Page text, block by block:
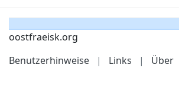
oostfraeisk.org
Benutzerhinweise
| Links | Über